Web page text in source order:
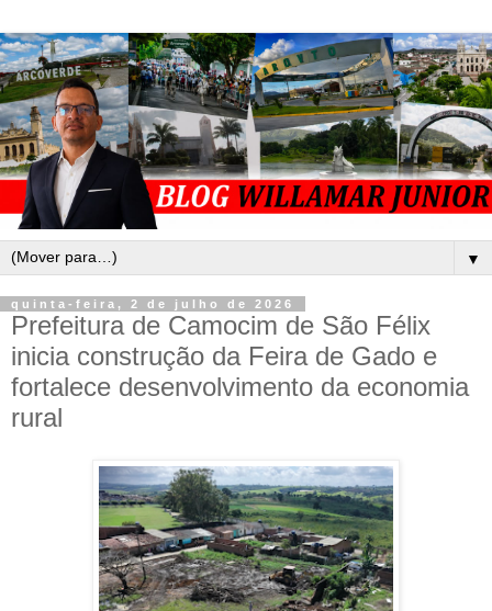
▼
quinta-feira, 2 de julho de 2026
Prefeitura de Camocim de São Félix
inicia construção da Feira de Gado e
fortalece desenvolvimento da economia
rural